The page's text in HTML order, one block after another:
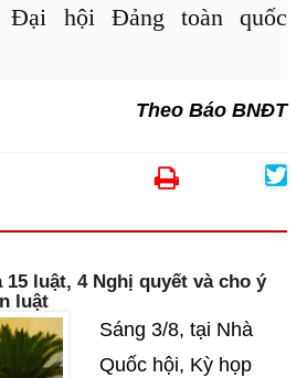
hội Đảng toàn quốc
Theo Báo BNĐT
15 luật, 4 Nghị quyết và cho ý
luật
Sáng 3/8, tại Nhà
Quốc hội, Kỳ họp